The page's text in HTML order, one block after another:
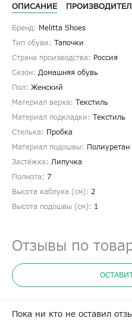
ОПИСАНИЕ
Бренд: Melitta Shoes
Тип обуви: Тапочки
Страна производства: Россия
Сезон: Домашняя обувь
Пол: Женский
Материал верха: Текстиль
Материал подкладки: Текстиль
Стелька: Пробка
Материал подошвы: Полиуретан
Застёжка: Липучка
Полнота: 7
Высота каблука (см): 2
Высота подошвы (см): 1
Отзывы по
Пока ни кто не оставил